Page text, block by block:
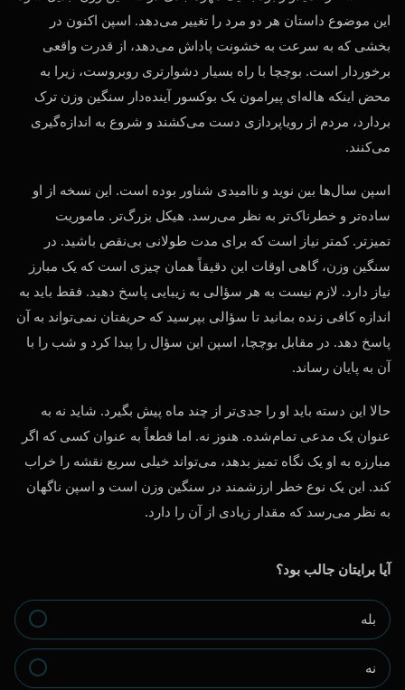
این موضوع داستان هر دو مرد را تغییر می‌دهد. اسپن اکنون در
بخشی که به سرعت به خشونت پاداش می‌دهد، از قدرت واقعی
برخوردار است. بوچچا با راه بسیار دشوارتری روبروست، زیرا به
محض اینکه هاله‌ای پیرامون یک بوکسور آینده‌دار سنگین وزن ترک
بردارد، مردم از رویاپردازی دست می‌کشند و شروع به اندازه‌گیری
می‌کنند.
اسپن سال‌ها بین نوید و ناامیدی شناور بوده است. این نسخه از او
ساده‌تر و خطرناک‌تر به نظر می‌رسد. هیکل بزرگ‌تر. ماموریت
تمیزتر. کمتر نیاز است که برای مدت طولانی بی‌نقص باشید. در
سنگین وزن، گاهی اوقات این دقیقاً همان چیزی است که یک مبارز
نیاز دارد. لازم نیست به هر سؤالی به زیبایی پاسخ دهید. فقط باید به
اندازه کافی زنده بمانید تا سؤالی بپرسید که حریفتان نمی‌تواند به آن
پاسخ دهد. در مقابل بوچچا، اسپن این سؤال را پیدا کرد و شب را با
آن به پایان رساند.
حالا این دسته باید او را جدی‌تر از چند ماه پیش بگیرد. شاید نه به
عنوان یک مدعی تمام‌شده. هنوز نه. اما قطعاً به عنوان کسی که اگر
مبارزه به او یک نگاه تمیز بدهد، می‌تواند خیلی سریع نقشه را خراب
کند. این یک نوع خطر ارزشمند در سنگین وزن است و اسپن ناگهان
به نظر می‌رسد که مقدار زیادی از آن را دارد.
آیا برایتان جالب بود؟
بله
نه